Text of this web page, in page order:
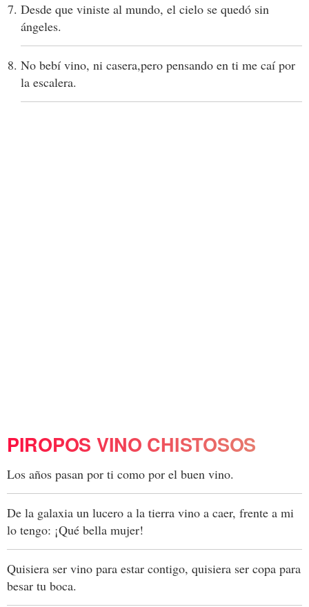
Desde que viniste al mundo, el cielo se quedó sin
ángeles.
No bebí vino, ni casera,pero pensando en ti me caí por
la escalera.
PIROPOS VINO CHISTOSOS
Los años pasan por ti como por el buen vino.
De la galaxia un lucero a la tierra vino a caer, frente a mi
lo tengo: ¡Qué bella mujer!
Quisiera ser vino para estar contigo, quisiera ser copa para
besar tu boca.